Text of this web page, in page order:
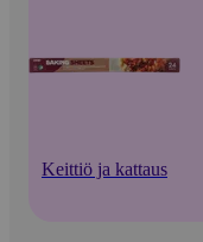
Keittiö ja kattaus